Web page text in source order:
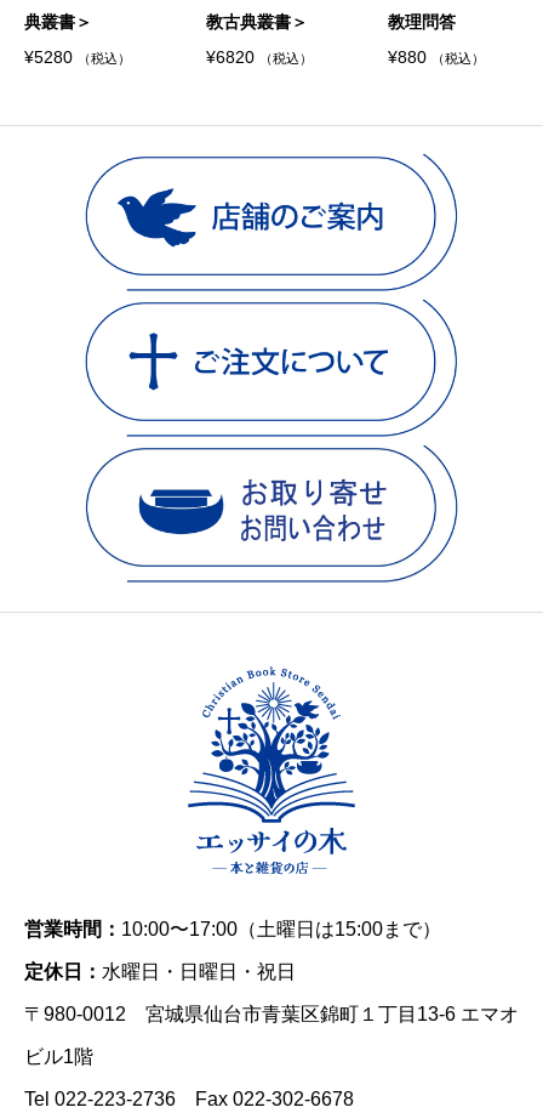
典叢書＞
¥5280 （税込）
教古典叢書＞
¥6820 （税込）
教理問答
¥880 （税込）
営業時間： 10:00〜17:00（土曜日は15:00まで）
定休日： 水曜日・日曜日・祝日
〒980-0012 宮城県仙台市青葉区錦町１丁目13-6 エマオ
ビル1階
Tel 022-223-2736 Fax 022-302-6678